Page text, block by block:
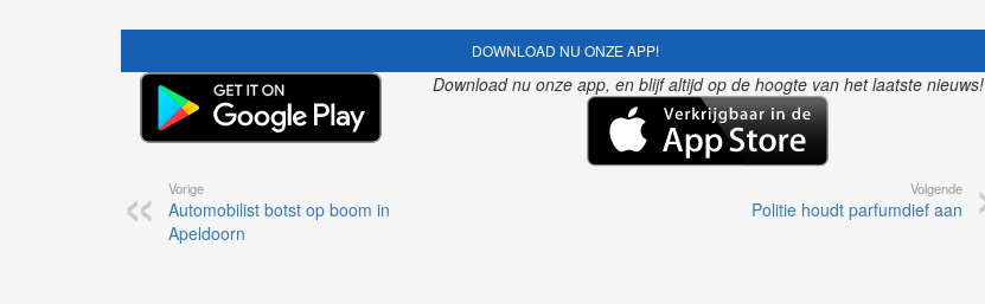
DOWNLOAD NU ONZE APP!
Download nu onze app, en blijf altijd op de hoogte van het laatste nieuws!
Vorige
Automobilist botst op boom in
Apeldoorn
Volgende
Politie houdt parfumdief aan